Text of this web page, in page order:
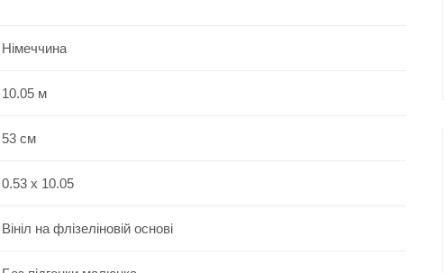
Німеччина
10.05 м
53 см
0.53 x 10.05
Вініл на флізеліновій основі